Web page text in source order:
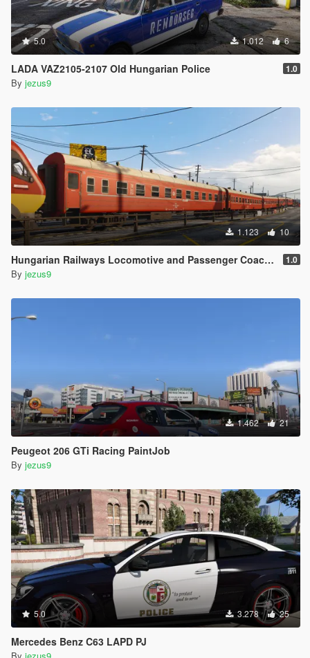
5.0 1.012 6
LADA VAZ2105-2107 Old Hungarian Police 1.0
By jezus9
1.123 10
Hungarian Railways Locomotive and Passenger Coaches 1.0
By jezus9
1.462 21
Peugeot 206 GTi Racing PaintJob
By jezus9
5.0 3.278 25
Mercedes Benz C63 LAPD PJ